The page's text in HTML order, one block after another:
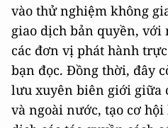
vào thử nghiệm không
giao dịch bản quyền, với
các đơn vị phát hành
bạn đọc. Đồng thời, đây
lưu xuyên biên giới giữa
và ngoài nước, tạo cơ